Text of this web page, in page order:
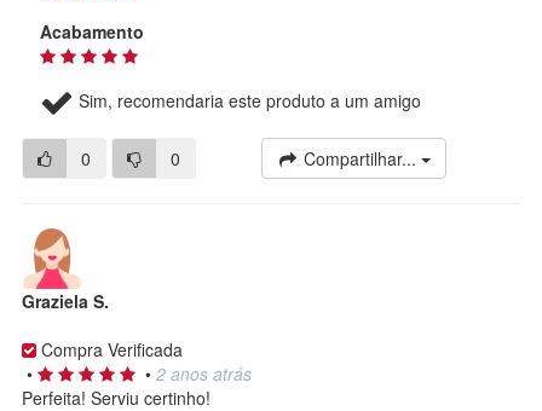
Acabamento
Sim, recomendaria este produto a um amigo
0 0 Compartilhar...
Graziela S.
Compra Verificada
•
• 2 anos atrás
Perfeita! Serviu certinho!